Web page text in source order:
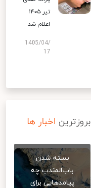
تیر ۱۴۰۵
اعلام شد
1405/04/
17
بروزترین اخبار ها
بسته شدن
باب‌المندب چه
پیامدهایی برای